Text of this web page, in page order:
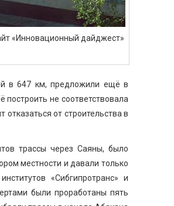
«Инновационный дайджест»
в 647 км, предложили ещё в
построить не соответствовала
от строительства в
трассы через Саяны, было
местности и давали только
«Сибгипротранс» и
были проработаны пять